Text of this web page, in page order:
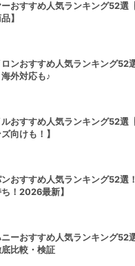
ーおすすめ人気ランキング52選
】
ンおすすめ人気ランキング52
外対応も♪
おすすめ人気ランキング52選
向けも！】
おすすめ人気ランキング52選
！2026最新】
ーおすすめ人気ランキング52
比較・検証